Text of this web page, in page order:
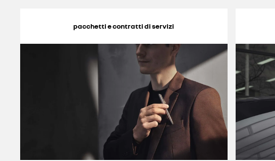
pacchetti e contratti di servizi